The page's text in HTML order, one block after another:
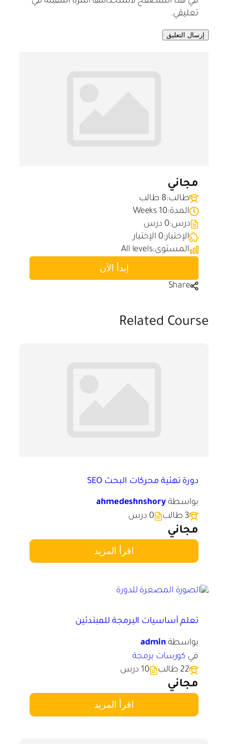
تعليقي.
مجاني
طالب:8 طالب
المدة:10 Weeks
درس:0 درس
الإختبار:0 الإختبار
المستوى:All levels
إبدأ الآن
Share
Related Course
دورة تهئية محركات البحث SEO
بواسطة ahmedeshnshory
3 طالب
0 درس
مجاني
اقرأ المزيد
تعلم أساسيات البرمجة للمبتدئين
بواسطة admin
في كورسات برمجة
22 طالب
10 درس
مجاني
اقرأ المزيد